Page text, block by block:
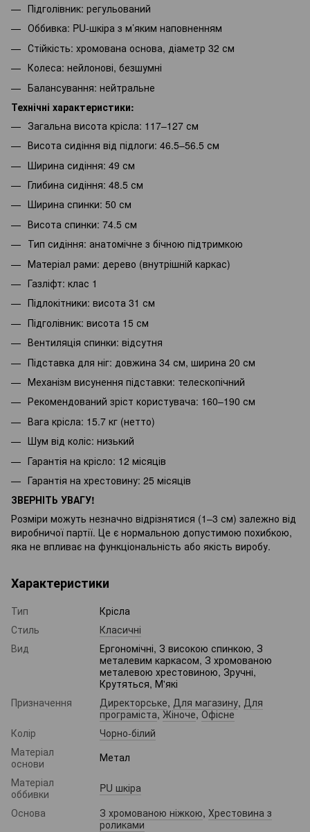
Підголівник: регульований
Оббивка: PU-шкіра з м’яким наповненням
Стійкість: хромована основа, діаметр 32 см
Колеса: нейлонові, безшумні
Балансування: нейтральне
Технічні характеристики:
Загальна висота крісла: 117–127 см
Висота сидіння від підлоги: 46.5–56.5 см
Ширина сидіння: 49 см
Глибина сидіння: 48.5 см
Ширина спинки: 50 см
Висота спинки: 74.5 см
Тип сидіння: анатомічне з бічною підтримкою
Матеріал рами: дерево (внутрішній каркас)
Газліфт: клас 1
Підлокітники: висота 31 см
Підголівник: висота 15 см
Вентиляція спинки: відсутня
Підставка для ніг: довжина 34 см, ширина 20 см
Механізм висунення підставки: телескопічний
Рекомендований зріст користувача: 160–190 см
Вага крісла: 15.7 кг (нетто)
Шум від коліс: низький
Гарантія на крісло: 12 місяців
Гарантія на хрестовину: 25 місяців
ЗВЕРНІТЬ УВАГУ!
Розміри можуть незначно відрізнятися (1–3 см) залежно від
виробничої партії. Це є нормальною допустимою похибкою,
яка не впливає на функціональність або якість виробу.
Характеристики
Тип
Крісла
Стиль
Класичні
Вид
Ергономічні, З високою спинкою, З
металевим каркасом, З хромованою
металевою хрестовиною, Зручні,
Крутяться, М'які
Призначення
Директорське, Для магазину, Для
програміста,Жіноче,Офісне
Колір
Чорно-білий
Матеріал
основи
Метал
Матеріал
оббивки
PU шкіра
Основа
З хромованою ніжкою, Хрестовина з
роликами